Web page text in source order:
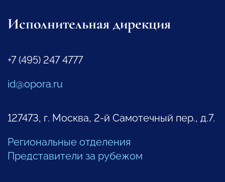
Исполнительная дирекция
+7 (495) 247 4777
id@opora.ru
127473, г. Москва, 2-й Самотечный пер., д.7.
Региональные отделения
Представители за рубежом